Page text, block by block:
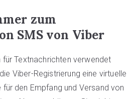
zum
SMS von Viber
für Textnachrichten verwendet
Viber-Registrierung eine virtuelle
den Empfang und Versand von